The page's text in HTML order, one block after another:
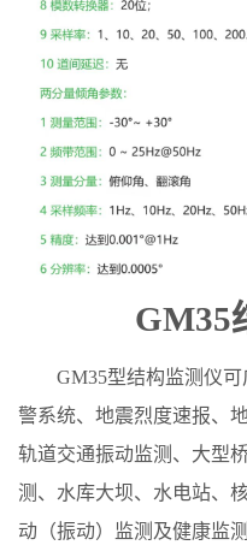
GM35
GM35型结构监测仪
警系统、地震烈度速报、
轨道交通振动监测、大型
测、水库大坝、水电站、
动（振动）监测及健康监